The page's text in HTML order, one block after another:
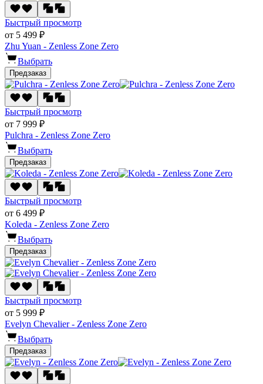
Быстрый просмотр
от 5 499 ₽
Zhu Yuan - Zenless Zone Zero
Выбрать
Предзаказ
Быстрый просмотр
от 7 999 ₽
Pulchra - Zenless Zone Zero
Выбрать
Предзаказ
Быстрый просмотр
от 6 499 ₽
Koleda - Zenless Zone Zero
Выбрать
Предзаказ
Быстрый просмотр
от 5 999 ₽
Evelyn Chevalier - Zenless Zone Zero
Выбрать
Предзаказ